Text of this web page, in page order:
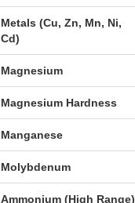
Metals (Cu, Zn, Mn, Ni,
Cd)
Magnesium
Magnesium Hardness
Manganese
Molybdenum
Ammonium (High Range)